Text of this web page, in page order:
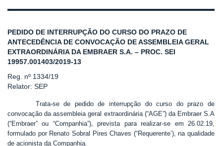
PEDIDO DE INTERRUPÇÃO DO CURSO DO PRAZO DE
ANTECEDÊNCIA DE CONVOCAÇÃO DE ASSEMBLEIA GERAL
EXTRAORDINÁRIA DA EMBRAER S.A. – PROC. SEI
19957.001403/2019-13
Reg. nº 1334/19
Relator: SEP
Trata-se de pedido de interrupção do curso do prazo de
convocação da assembleia geral extraordinária (“AGE”) da Embraer S.A
(“Embraer” ou “Companhia”), prevista para realizar-se em 26.02.19,
formulado por Renato Sobral Pires Chaves (“Requerente’), na qualidade
de acionista da Companhia.